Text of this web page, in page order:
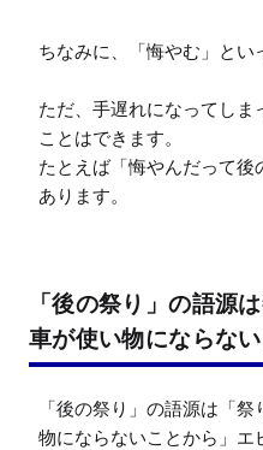
ちなみに、「悔やむ」とい
ただ、手遅れになってしま
ことはできます。
たとえば「悔やんだって
あります。
「後の祭り」の語源
車が使い物にならな
「後の祭り」の語源は「
物にならないことから」エ